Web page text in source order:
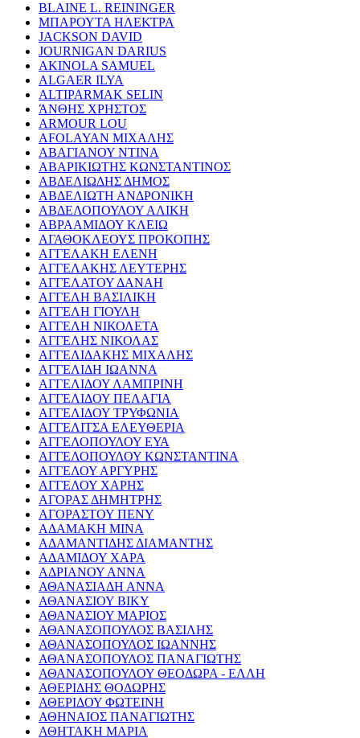
BLAINE L. REININGER
ΜΠΑΡΟΥΤΑ ΗΛΕΚΤΡΑ
JACKSON DAVID
JOURNIGAN DARIUS
AKINOLA SAMUEL
ALGAER ILYA
ALTIPARMAK SELIN
ΆΝΘΗΣ ΧΡΗΣΤΟΣ
ARMOUR LOU
AFOLAYAN ΜΙΧΑΛΗΣ
ΑΒΑΓΙΑΝΟΥ ΝΤΙΝΑ
ΑΒΑΡΙΚΙΩΤΗΣ ΚΩΝΣΤΑΝΤΙΝΟΣ
ΑΒΔΕΛΙΩΔΗΣ ΔΗΜΟΣ
ΑΒΔΕΛΙΩΤΗ ΑΝΔΡΟΝΙΚΗ
ΑΒΔΕΛΟΠΟΥΛΟΥ ΑΛΙΚΗ
ΑΒΡΑΑΜΙΔΟΥ ΚΛΕΙΩ
ΑΓΑΘΟΚΛΕΟΥΣ ΠΡΟΚΟΠΗΣ
ΑΓΓΕΛΑΚΗ ΕΛΕΝΗ
ΑΓΓΕΛΑΚΗΣ ΛΕΥΤΕΡΗΣ
ΑΓΓΕΛΑΤΟΥ ΔΑΝΑΗ
ΑΓΓΕΛΗ ΒΑΣΙΛΙΚΗ
ΑΓΓΕΛΗ ΓΙΟΥΛΗ
ΑΓΓΕΛΗ ΝΙΚΟΛΕΤΑ
ΑΓΓΕΛΗΣ ΝΙΚΟΛΑΣ
ΑΓΓΕΛΙΔΑΚΗΣ ΜΙΧΑΛΗΣ
ΑΓΓΕΛΙΔΗ ΙΩΑΝΝΑ
ΑΓΓΕΛΙΔΟΥ ΛΑΜΠΡΙΝΗ
ΑΓΓΕΛΙΔΟΥ ΠΕΛΑΓΙΑ
ΑΓΓΕΛΙΔΟΥ ΤΡΥΦΩΝΙΑ
ΑΓΓΕΛΙΤΣΑ ΕΛΕΥΘΕΡΙΑ
ΑΓΓΕΛΟΠΟΥΛΟΥ ΕΥΑ
ΑΓΓΕΛΟΠΟΥΛΟΥ ΚΩΝΣΤΑΝΤΙΝΑ
ΑΓΓΕΛΟΥ ΑΡΓΥΡΗΣ
ΑΓΓΕΛΟΥ ΧΑΡΗΣ
ΑΓΟΡΑΣ ΔΗΜΗΤΡΗΣ
ΑΓΟΡΑΣΤΟΥ ΠΕΝΥ
ΑΔΑΜΑΚΗ ΜΙΝΑ
ΑΔΑΜΑΝΤΙΔΗΣ ΔΙΑΜΑΝΤΗΣ
ΑΔΑΜΙΔΟΥ ΧΑΡΑ
ΑΔΡΙΑΝΟΥ ΑΝΝΑ
ΑΘΑΝΑΣΙΑΔΗ ΑΝΝΑ
ΑΘΑΝΑΣΙΟΥ ΒΙΚΥ
ΑΘΑΝΑΣΙΟΥ ΜΑΡΙΟΣ
ΑΘΑΝΑΣΟΠΟΥΛΟΣ ΒΑΣΙΛΗΣ
ΑΘΑΝΑΣΟΠΟΥΛΟΣ ΙΩΑΝΝΗΣ
ΑΘΑΝΑΣΟΠΟΥΛΟΣ ΠΑΝΑΓΙΩΤΗΣ
ΑΘΑΝΑΣΟΠΟΥΛΟΥ ΘΕΟΔΩΡΑ - ΕΛΛΗ
ΑΘΕΡΙΔΗΣ ΘΟΔΩΡΗΣ
ΑΘΕΡΙΔΟΥ ΦΩΤΕΙΝΗ
ΑΘΗΝΑΙΟΣ ΠΑΝΑΓΙΩΤΗΣ
ΑΘΗΤΑΚΗ ΜΑΡΙΑ